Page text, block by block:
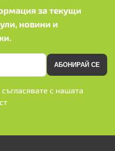
за текущи
новини и
АБОНИРАЙ СЕ
с нашата